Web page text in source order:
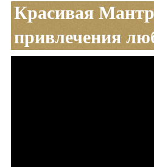
Красивая
привлечения